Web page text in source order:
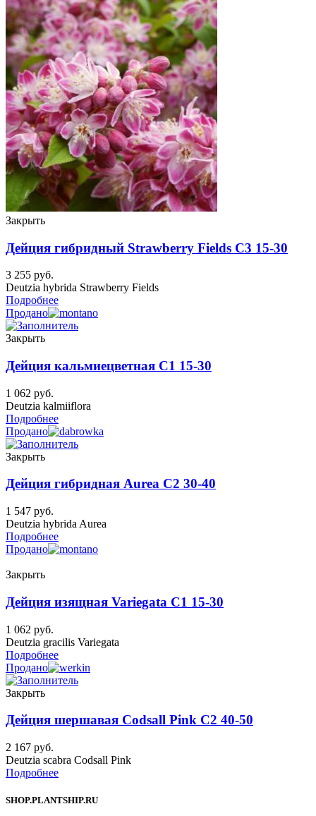
Закрыть
Дейция гибридный Strawberry Fields C3 15-30
3 255 руб.
Deutzia hybrida Strawberry Fields
Подробнее
Продано
Закрыть
Дейция кальмиецветная C1 15-30
1 062 руб.
Deutzia kalmiiflora
Подробнее
Продано
Закрыть
Дейция гибридная Aurea C2 30-40
1 547 руб.
Deutzia hybrida Aurea
Подробнее
Продано
Закрыть
Дейция изящная Variegata C1 15-30
1 062 руб.
Deutzia gracilis Variegata
Подробнее
Продано
Закрыть
Дейция шершавая Codsall Pink C2 40-50
2 167 руб.
Deutzia scabra Codsall Pink
Подробнее
SHOP.PLANTSHIP.RU